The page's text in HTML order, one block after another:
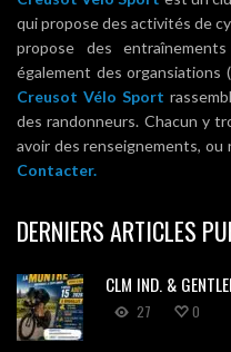
qui propose des activités de
propose des
également des organsiations
Creusot Vélo Sport
des randonneurs. Chacun y
avoir des renseignements, ou
Contacter.
DERNIERS ARTICLES
CLM IND. &
27 0